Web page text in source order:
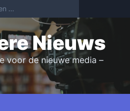
Nieuws
voor de nieuwe media –